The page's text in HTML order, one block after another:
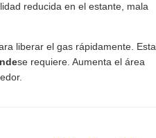
reducida en el estante, mala
liberar el gas rápidamente. Esta
se requiere. Aumenta el área